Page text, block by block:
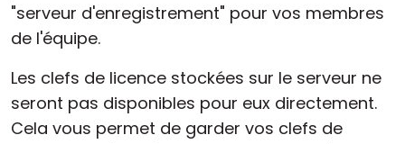
"serveur d'enregistrement" pour vos membres
de l'équipe.
Les clefs de licence stockées sur le serveur ne
seront pas disponibles pour eux directement.
Cela vous permet de garder vos clefs de